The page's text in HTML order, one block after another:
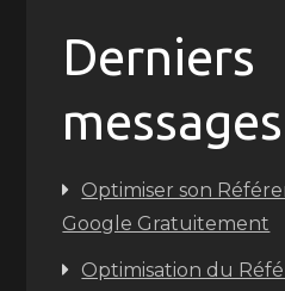
Derniers
messages
Optimiser son
Google Gratuitement
Optimisation du